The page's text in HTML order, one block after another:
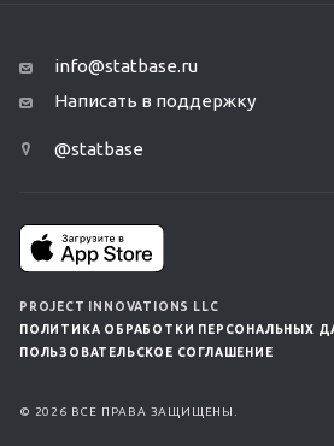
info@statbase.ru
Написать в поддержку
@statbase
PROJECT INNOVATIONS LLC
ПОЛИТИКА ОБРАБОТКИ ПЕРСОНАЛЬНЫХ
ПОЛЬЗОВАТЕЛЬСКОЕ СОГЛАШЕНИЕ
© 2026 ВСЕ ПРАВА ЗАЩИЩЕНЫ.